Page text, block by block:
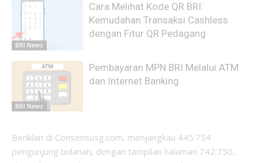
BRI News
Cara Melihat Kode QR BRI:
Kemudahan Transaksi Cashless
dengan Fitur QR Pedagang
BRI News
Pembayaran MPN BRI Melalui ATM
dan Internet Banking
Beriklan di Consensusg.com, menjangkau 445.754
pengunjung bulanan, dengan tampilan halaman 742.750,